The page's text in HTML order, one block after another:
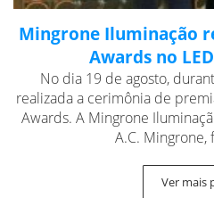
Mingrone Iluminação
Awards no
No dia 19 de agosto,
realizada a cerimônia de
Awards. A Mingrone
A.C. Mingrone,
Ver mais